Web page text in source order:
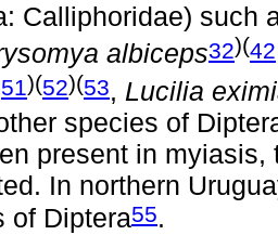
Calliphoridae) such
albiceps32)(42
51)(52)(53, Lucilia
species of
present in
In northern
of Diptera55.